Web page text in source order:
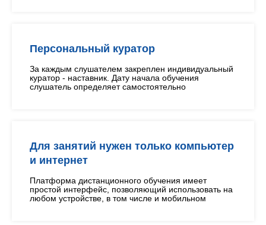
Персональный куратор
За каждым слушателем закреплен индивидуальный
куратор - наставник. Дату начала обучения
слушатель определяет самостоятельно
Для занятий нужен только компьютер
и интернет
Платформа дистанционного обучения имеет
простой интерфейс, позволяющий использовать на
любом устройстве, в том числе и мобильном